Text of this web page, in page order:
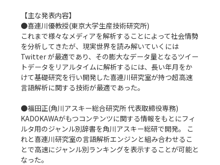
【主な発表内容】
●喜連川優教授(東京大学生産技術研究所)
これまで様々なメディアを解析することによって社会情勢
を分析してきたが、現実世界を読み解いていくには
Twitter が最適であり、その膨大なデータ量となるツイー
トデータをリアルタイムに解析するには、長い年月をか
けて基礎研究を行い開発した喜連川研究室が持つ超高速
言語解析に関する技術が最適であった。
●福田正(角川アスキー総合研究所 代表取締役専務)
KADOKAWAがもつコンテンツに関する情報をもとにフィ
ルタ用のジャンル別辞書を角川アスキー総研で開発。 こ
れと喜連川研究室の言語解析エンジンと組み合わせるこ
とで高速にジャンル別ランキングを表示することが可能と
なった。